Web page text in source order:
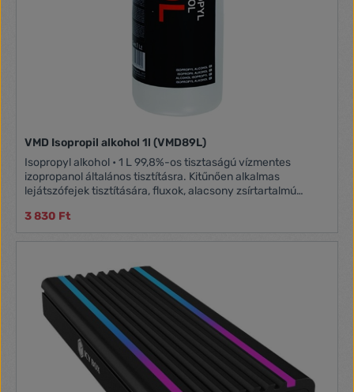
VMD Isopropil alkohol 1l (VMD89L)
Isopropyl alkohol • 1 L 99,8%-os tisztaságú vízmentes
izopropanol általános tisztításra. Kitűnően alkalmas
lejátszófejek tisztítására, fluxok, alacsony zsírtartalmú
szennyeződések eltávolítására.A legtöbb flux higítására is
használható.• nem ózonkárosító• műanyag felületen is
3 830 Ft